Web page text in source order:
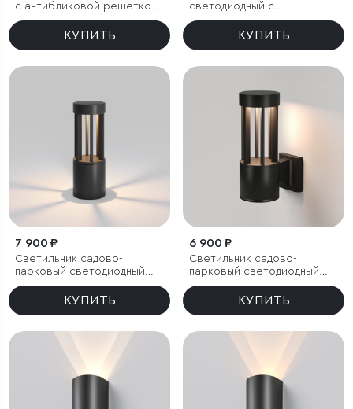
с антибликовой решеткой
Tetro 10W 3000K белый
КУПИТЬ
светодиодный с
антибликовой решеткой
Tetro 10W 4000K белый
КУПИТЬ
7 900 ₽
Светильник садово-
парковый светодиодный
Apart
КУПИТЬ
6 900 ₽
Светильник садово-
парковый светодиодный
Apart
КУПИТЬ